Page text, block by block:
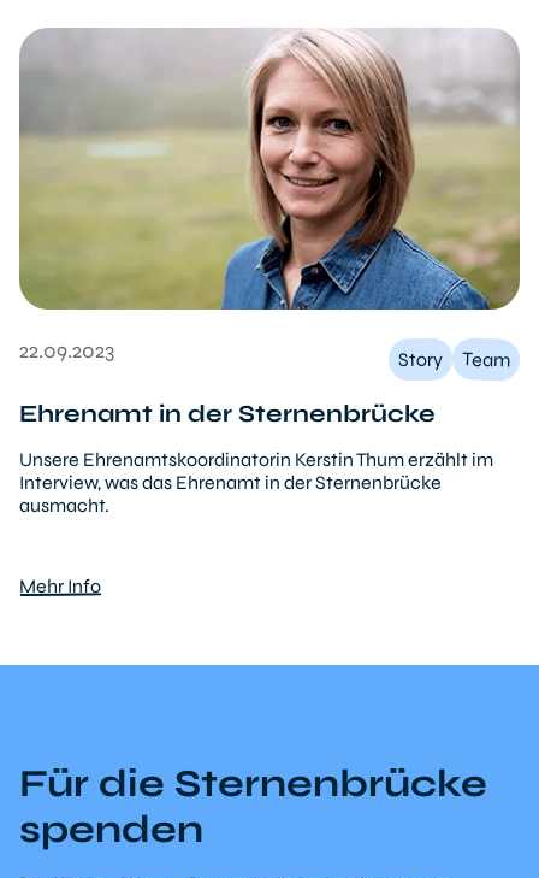
22.09.2023 Story Team
Ehrenamt in der Sternenbrücke
Unsere Ehrenamtskoordinatorin Kerstin Thum erzählt im
Interview, was das Ehrenamt in der Sternenbrücke
ausmacht.
Mehr Info
Für die Sternenbrücke
spenden